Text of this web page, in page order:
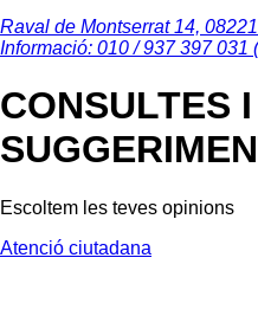
Raval de Montserrat 14,
Informació: 010 / 937 397 031
CONSULTES I
Escoltem les teves opinions
Atenció ciutadana